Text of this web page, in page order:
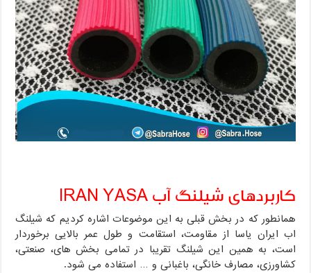
کاربردهای شیلنگ آب IRAN YASA
همانطور که در بخش قبلی به این موضوعات اشاره کردیم که شیلنگ
اب ایران یاسا از مقاومت، استقامت و طول عمر بالایی برخوردار
است، به همین این شیلنگ تقریبا در تمامی بخش های، صنعتی،
کشاورزی، مصارف خانگی، باغبانی و … استفاده می شود.